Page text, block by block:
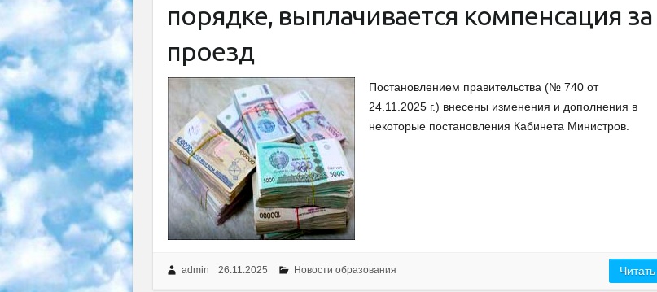
порядке, выплачивается компенсация за
проезд
Постановлением правительства (№ 740 от
24.11.2025 г.) внесены изменения и дополнения в
некоторые постановления Кабинета Министров.
admin 26.11.2025 Новости образования Читать